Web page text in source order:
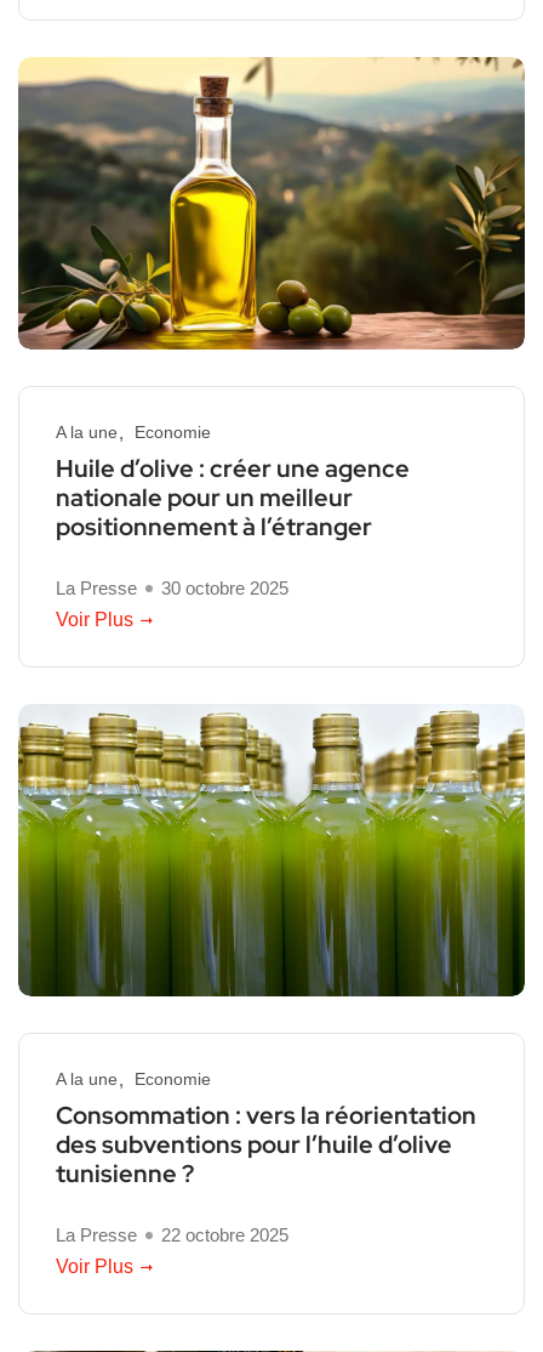
A la une Economie
Huile d’olive : créer une agence
nationale pour un meilleur
positionnement à l’étranger
La Presse
30 octobre 2025
Voir Plus
A la une Economie
Consommation : vers la réorientation
des subventions pour l’huile d’olive
tunisienne ?
La Presse
22 octobre 2025
Voir Plus